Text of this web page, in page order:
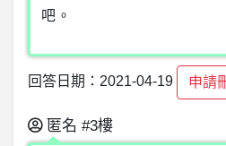
吧。
回答日期：2021-04-19 申請
匿名 #3樓